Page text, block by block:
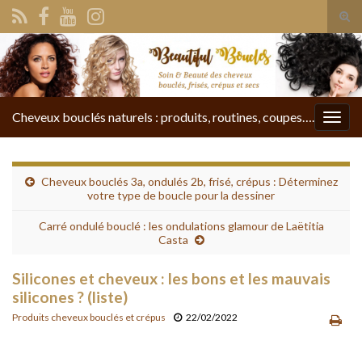
Search for:
Cheveux bouclés naturels : produits, routines, coupes….
Cheveux bouclés 3a, ondulés 2b, frisé, crépus : Déterminez
votre type de boucle pour la dessiner
Carré ondulé bouclé : les ondulations glamour de Laëtitia
Casta
Silicones et cheveux : les bons et les mauvais
silicones ? (liste)
Produits cheveux bouclés et crépus 22/02/2022